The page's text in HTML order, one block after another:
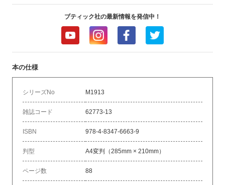
ブティック社の最新情報を発信中！
本の仕様
シリーズNo M1913
雑誌コード 62773-13
ISBN 978-4-8347-6663-9
判型 A4変判（285mm × 210mm）
ページ数 88